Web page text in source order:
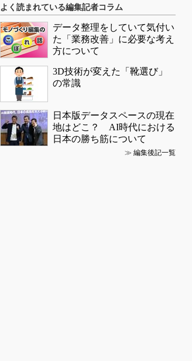
よく読まれている編集記者コラム
データ整理をしていて気付い
た「業務改善」に必要な考え
方について
3D技術が変えた「靴選び」
の常識
日本版データスペースの現在
地はどこ？ AI時代における
日本の勝ち筋について
≫ 編集後記一覧